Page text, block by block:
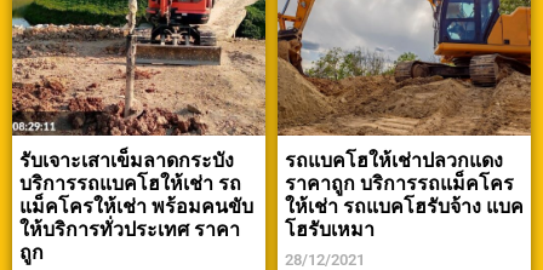
รับเจาะเสาเข็มลาดกระบัง
บริการรถแบคโฮให้เช่า รถ
แม็คโครให้เช่า พร้อมคนขับ
ให้บริการทั่วประเทศ ราคา
ถูก
รถแบคโฮให้เช่าปลวกแดง
ราคาถูก บริการรถแม็คโคร
ให้เช่า รถแบคโฮรับจ้าง แบค
โฮรับเหมา
28/12/2021